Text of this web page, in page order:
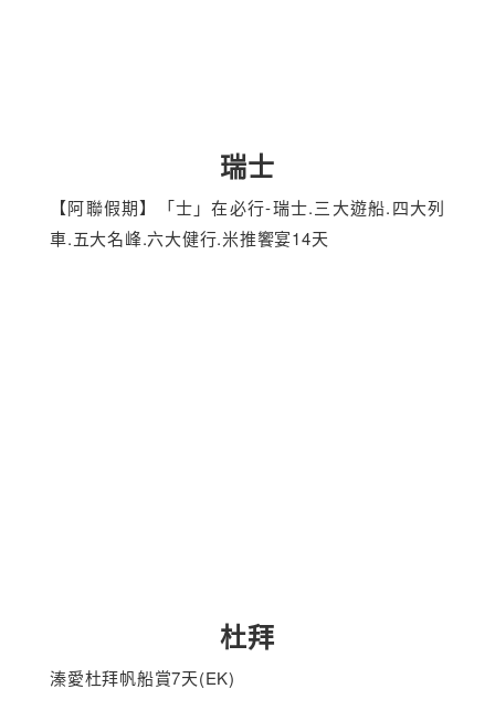
瑞士
【阿聯假期】「士」在必行-瑞士.三大遊船.四大列
車.五大名峰.六大健行.米推饗宴14天
杜拜
溱愛杜拜帆船賞7天(EK)